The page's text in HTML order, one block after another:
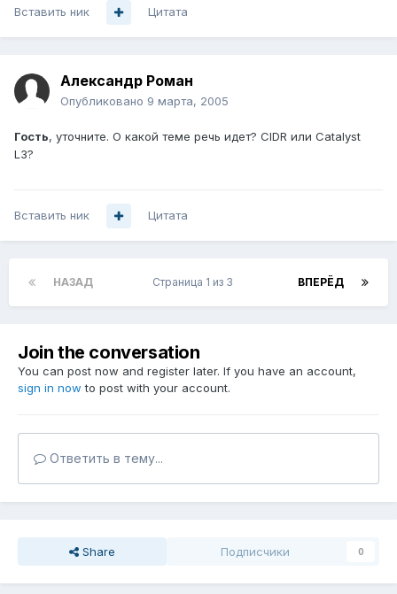
Вставить ник Цитата
Александр Роман
Опубликовано 9 марта, 2005
Гость, уточните. О какой теме речь идет? CIDR или Catalyst
L3?
Вставить ник Цитата
НАЗАД ВПЕРЁД
Страница 1 из 3
Join the conversation
You can post now and register later. If you have an account,
sign in now to post with your account.
Ответить в тему...
Share Подписчики 0